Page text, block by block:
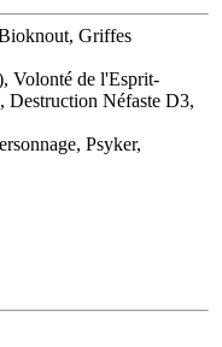
Griffes
Volonté de l'Esprit-
Destruction Néfaste D3,
Psyker,